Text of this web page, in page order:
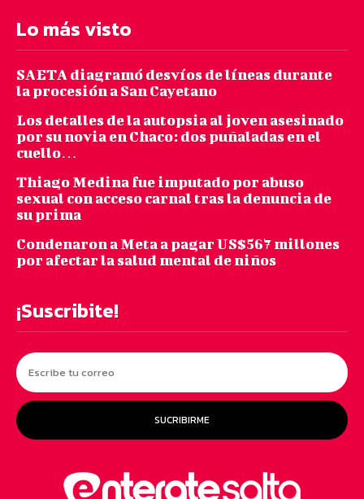
Lo más visto
SAETA diagramó desvíos de líneas durante
la procesión a San Cayetano
Los detalles de la autopsia al joven asesinado
por su novia en Chaco: dos puñaladas en el
cuello…
Thiago Medina fue imputado por abuso
sexual con acceso carnal tras la denuncia de
su prima
Condenaron a Meta a pagar US$567 millones
por afectar la salud mental de niños
¡Suscribite!
SUCRIBIRME